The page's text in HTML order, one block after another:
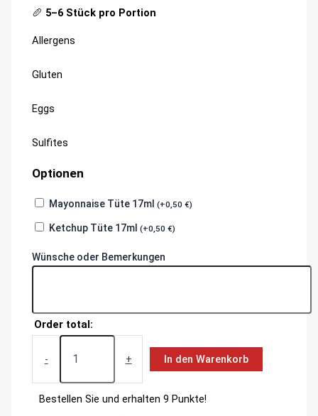
🥖 5–6 Stück pro Portion
Allergens
information
Gluten
Eggs
Sulfites
Optionen
Mayonnaise Tüte 17ml(+0,50€)
Ketchup Tüte 17ml(+0,50€)
Wünsche oder Bemerkungen
Order total:
-
Pizzabrötchen
Bacon&Kochschinken+ In den Warenkorb
Bestellen Sie und erhalten 9 Punkte!